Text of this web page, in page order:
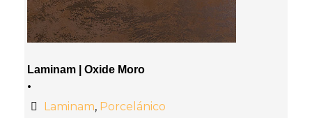
Laminam | Oxide Moro
•
Laminam, Porcelánico